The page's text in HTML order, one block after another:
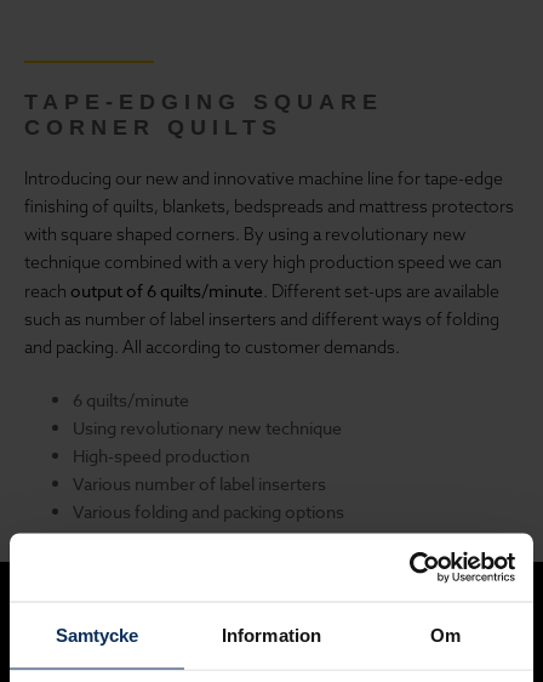
Samtycke Information Om
TAPE-EDGING SQUARE
CORNER QUILTS
Introducing our new and innovative machine line for tape-edge
finishing of quilts, blankets, bedspreads and mattress protectors
with square shaped corners. By using a revolutionary new
technique combined with a very high production speed we can
reach output of 6 quilts/minute. Different set-ups are available
such as number of label inserters and different ways of folding
and packing. All according to customer demands.
6 quilts/minute
Using revolutionary new technique
High-speed production
Various number of label inserters
Various folding and packing options